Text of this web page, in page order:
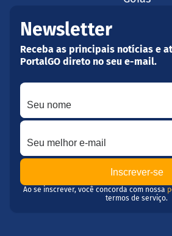
Newsletter
Receba as principais notícias e
PortalGO direto no seu e-mail.
Seu nome
Seu melhor e-mail
Ao se inscrever, você concorda com nossa
termos de serviço.